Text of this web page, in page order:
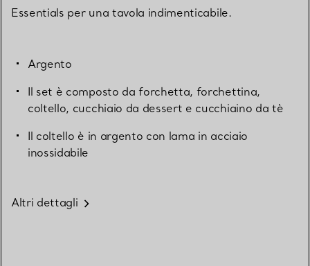
Essentials per una tavola indimenticabile.
Argento
Il set è composto da forchetta, forchettina,
coltello, cucchiaio da dessert e cucchiaino da tè
Il coltello è in argento con lama in acciaio
inossidabile
Altri dettagli